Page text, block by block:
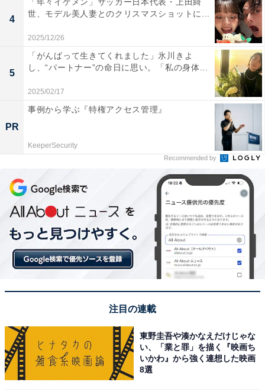
4
「年々イケメン」サッカー日本代表・上田綺
世、モデル美人妻とのクリスマスショットに...
2025/12/26
5
「がんばって生きてくれました」氷川きよ
し、“パートナー”の命日に思い。「私の身体...
2025/02/17
PR
事例から学ぶ『特権アクセス管理』
KeeperSecurity
Recommended by
注目の連載
東野圭吾や湊かなえだけじゃな
い、「業と罪」を描く『映画ち
いかわ』から強く連想した映画
8選